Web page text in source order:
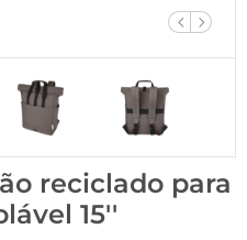
reciclado para
15''